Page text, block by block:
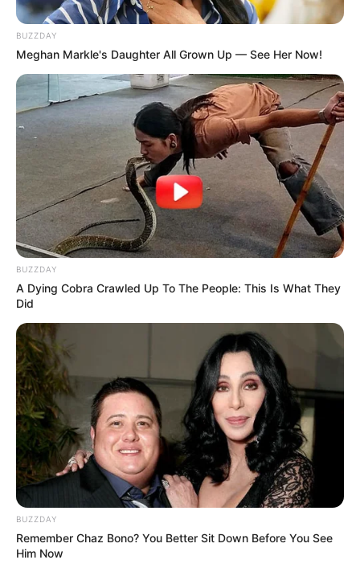
MEGMUTATTA ESKÜVŐI
KÉPÉTSZIJJÁRTÓ SZILVIA : ÍGY
NÉZETT KI MENYASSZONYKÉNT
SZIJJÁRTÓ PÉTER OLDALÁN!
12 éve kelt egybe Szijjártó Péter és
párja.
Esküvői Pillanatok: Szijjártó Péter és
Szilvia Mesés Napja Mindszentkállán
Az Esküvői Előkészületek és a Választott Helyszín
Szijjártó Péter és Szilvia számára élete egyik
BUZZDAY
Meghan Markle's Daughter All Grown Up — See Her Now!
BUZZDAY
A Dying Cobra Crawled Up To The People: This Is What They
Did
BUZZDAY
Remember Chaz Bono? You Better Sit Down Before You See
Him Now